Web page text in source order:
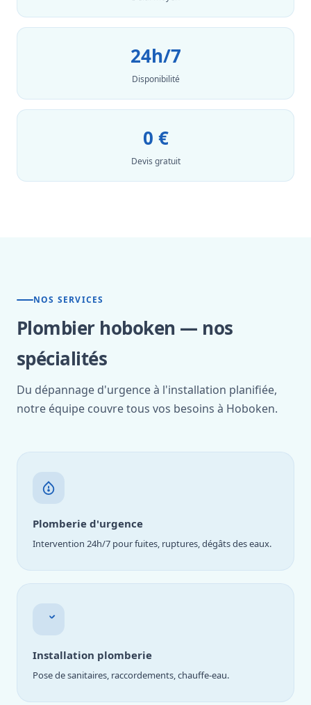
24h/7
Disponibilité
0 €
Devis gratuit
NOS SERVICES
Plombier hoboken — nos
spécialités
Du dépannage d'urgence à l'installation planifiée,
notre équipe couvre tous vos besoins à Hoboken.
Plomberie d'urgence
Intervention 24h/7 pour fuites, ruptures, dégâts des eaux.
Installation plomberie
Pose de sanitaires, raccordements, chauffe-eau.